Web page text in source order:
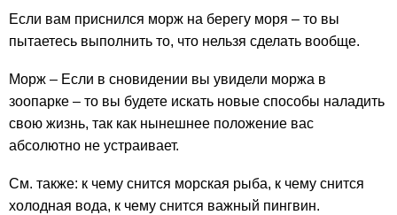
Если вам приснился морж на берегу моря – то вы
пытаетесь выполнить то, что нельзя сделать вообще.
Морж – Если в сновидении вы увидели моржа в
зоопарке – то вы будете искать новые способы наладить
свою жизнь, так как нынешнее положение вас
абсолютно не устраивает.
См. также: к чему снится морская рыба, к чему снится
холодная вода, к чему снится важный пингвин.